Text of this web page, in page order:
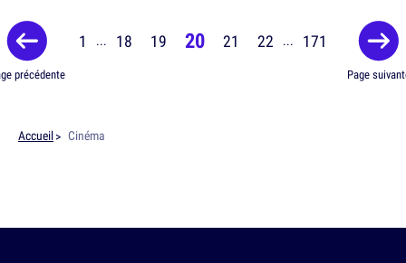
précédente
1 ... 18 19 20 21 22 ... 171
Page
Accueil Cinéma